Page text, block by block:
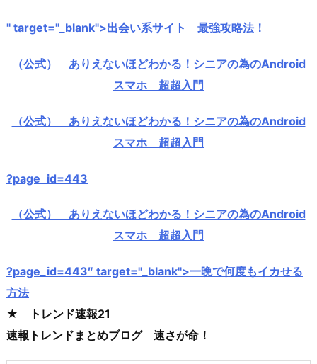
" target="_blank">出会い系サイト 最強攻略法！
（公式） ありえないほどわかる！シニアの為のAndroid
スマホ 超超入門
（公式） ありえないほどわかる！シニアの為のAndroid
スマホ 超超入門
?page_id=443
（公式） ありえないほどわかる！シニアの為のAndroid
スマホ 超超入門
?page_id=443″ target="_blank">一晩で何度もイカせる
方法
★ トレンド速報21
速報トレンドまとめブログ 速さが命！